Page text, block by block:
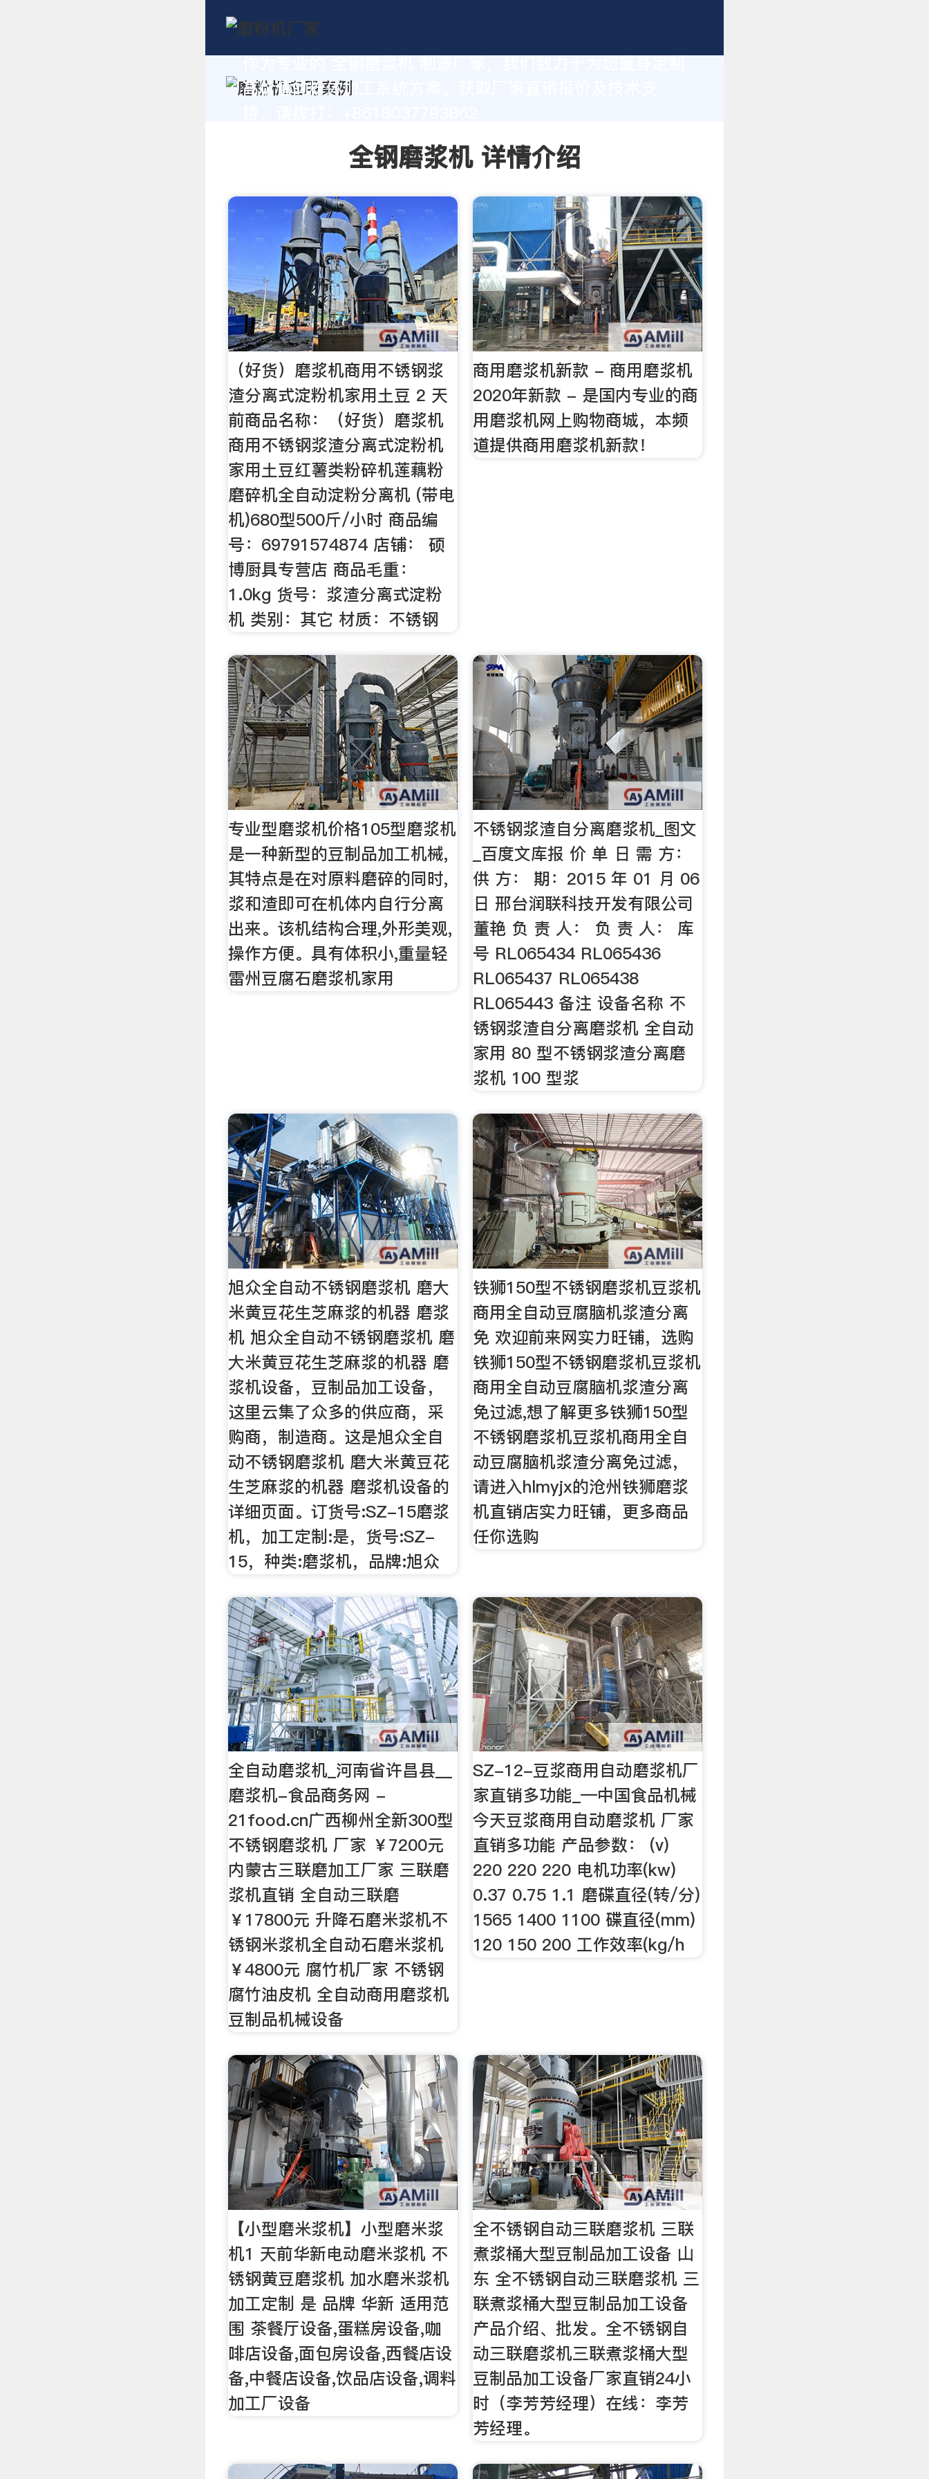
高价值的粉体加工系统方案。获取厂家直销报价及技术支
全钢磨浆机 详情介绍
（好货）磨浆机商用不锈钢浆
渣分离式淀粉机家用土豆 2 天
前商品名称：（好货）磨浆机
商用不锈钢浆渣分离式淀粉机
家用土豆红薯类粉碎机莲藕粉
磨碎机全自动淀粉分离机 (带电
机)680型500斤/小时 商品编
号：69791574874 店铺： 硕
博厨具专营店 商品毛重：
1.0kg 货号：浆渣分离式淀粉
机 类别：其它 材质：不锈钢
商用磨浆机新款 - 商用磨浆机
2020年新款 - 是国内专业的商
用磨浆机网上购物商城，本频
道提供商用磨浆机新款！
专业型磨浆机价格105型磨浆机
是一种新型的豆制品加工机械,
其特点是在对原料磨碎的同时,
浆和渣即可在机体内自行分离
出来。该机结构合理,外形美观,
操作方便。具有体积小,重量轻
雷州豆腐石磨浆机家用
不锈钢浆渣自分离磨浆机_图文
_百度文库报 价 单 日 需 方：
供 方： 期：2015 年 01 月 06
日 邢台润联科技开发有限公司
董艳 负 责 人： 负 责 人： 库
号 RL065434 RL065436
RL065437 RL065438
RL065443 备注 设备名称 不
锈钢浆渣自分离磨浆机 全自动
家用 80 型不锈钢浆渣分离磨
浆机 100 型浆
旭众全自动不锈钢磨浆机 磨大
米黄豆花生芝麻浆的机器 磨浆
机 旭众全自动不锈钢磨浆机 磨
大米黄豆花生芝麻浆的机器 磨
浆机设备，豆制品加工设备，
这里云集了众多的供应商，采
购商，制造商。这是旭众全自
动不锈钢磨浆机 磨大米黄豆花
生芝麻浆的机器 磨浆机设备的
详细页面。订货号:SZ-15磨浆
机，加工定制:是，货号:SZ-
15，种类:磨浆机，品牌:旭众
铁狮150型不锈钢磨浆机豆浆机
商用全自动豆腐脑机浆渣分离
免 欢迎前来网实力旺铺，选购
铁狮150型不锈钢磨浆机豆浆机
商用全自动豆腐脑机浆渣分离
免过滤,想了解更多铁狮150型
不锈钢磨浆机豆浆机商用全自
动豆腐脑机浆渣分离免过滤，
请进入hlmyjx的沧州铁狮磨浆
机直销店实力旺铺，更多商品
任你选购
全自动磨浆机_河南省许昌县__
磨浆机-食品商务网 -
21food.cn广西柳州全新300型
不锈钢磨浆机 厂家 ￥7200元
内蒙古三联磨加工厂家 三联磨
浆机直销 全自动三联磨
￥17800元 升降石磨米浆机不
锈钢米浆机全自动石磨米浆机
￥4800元 腐竹机厂家 不锈钢
腐竹油皮机 全自动商用磨浆机
豆制品机械设备
SZ-12-豆浆商用自动磨浆机厂
家直销多功能_—中国食品机械
今天豆浆商用自动磨浆机 厂家
直销多功能 产品参数： (v)
220 220 220 电机功率(kw)
0.37 0.75 1.1 磨碟直径(转/分)
1565 1400 1100 碟直径(mm)
120 150 200 工作效率(kg/h
【小型磨米浆机】小型磨米浆
机1 天前华新电动磨米浆机 不
锈钢黄豆磨浆机 加水磨米浆机
加工定制 是 品牌 华新 适用范
围 茶餐厅设备,蛋糕房设备,咖
啡店设备,面包房设备,西餐店设
备,中餐店设备,饮品店设备,调料
加工厂设备
全不锈钢自动三联磨浆机 三联
煮浆桶大型豆制品加工设备 山
东 全不锈钢自动三联磨浆机 三
联煮浆桶大型豆制品加工设备
产品介绍、批发。全不锈钢自
动三联磨浆机三联煮浆桶大型
豆制品加工设备厂家直销24小
时（李芳芳经理）在线：李芳
芳经理。